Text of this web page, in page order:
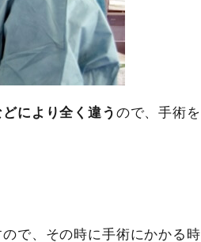
により全く違う ので、手術を
で、その時に手術にかかる時